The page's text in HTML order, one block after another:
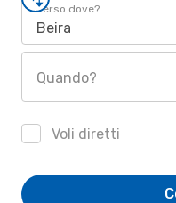
Verso dove?
Beira
Quando?
Voli diretti